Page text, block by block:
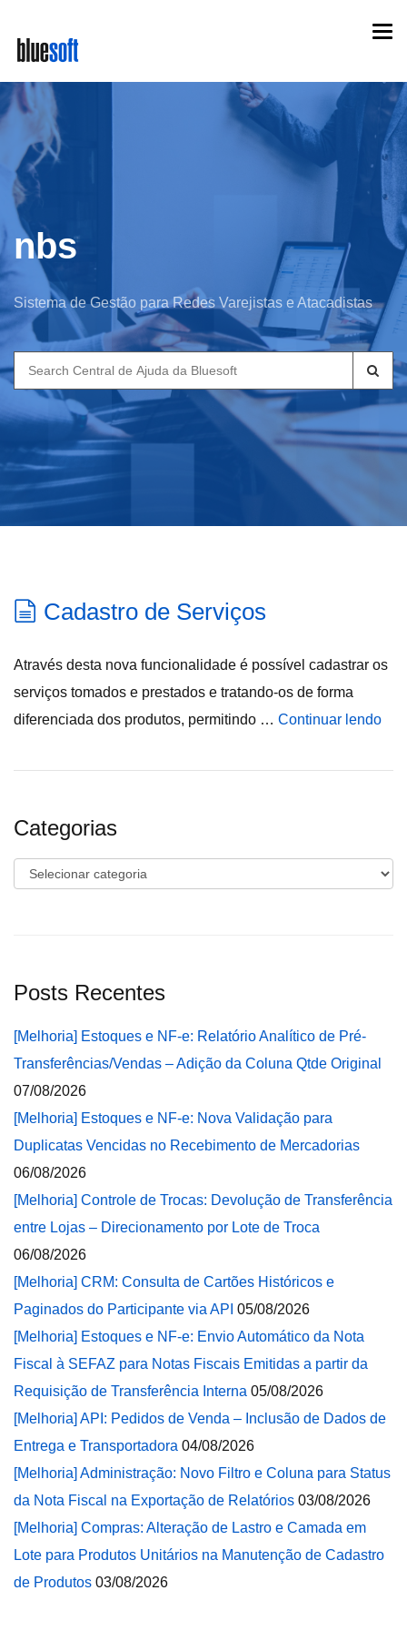
main
content
nbs
Sistema de Gestão para Redes Varejistas e Atacadistas
Search
for:
Cadastro de Serviços
Através desta nova funcionalidade é possível cadastrar os
serviços tomados e prestados e tratando-os de forma
diferenciada dos produtos, permitindo … Continuar lendo
Categorias
Categorias
Posts Recentes
[Melhoria] Estoques e NF-e: Relatório Analítico de Pré-
Transferências/Vendas – Adição da Coluna Qtde Original
07/08/2026
[Melhoria] Estoques e NF-e: Nova Validação para
Duplicatas Vencidas no Recebimento de Mercadorias
06/08/2026
[Melhoria] Controle de Trocas: Devolução de Transferência
entre Lojas – Direcionamento por Lote de Troca
06/08/2026
[Melhoria] CRM: Consulta de Cartões Históricos e
Paginados do Participante via API 05/08/2026
[Melhoria] Estoques e NF-e: Envio Automático da Nota
Fiscal à SEFAZ para Notas Fiscais Emitidas a partir da
Requisição de Transferência Interna 05/08/2026
[Melhoria] API: Pedidos de Venda – Inclusão de Dados de
Entrega e Transportadora 04/08/2026
[Melhoria] Administração: Novo Filtro e Coluna para Status
da Nota Fiscal na Exportação de Relatórios 03/08/2026
[Melhoria] Compras: Alteração de Lastro e Camada em
Lote para Produtos Unitários na Manutenção de Cadastro
de Produtos 03/08/2026